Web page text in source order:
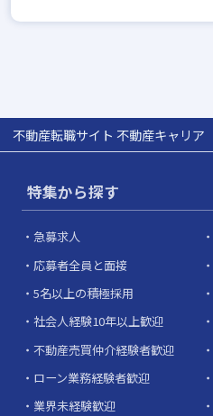
不動産転職サイト 不動産キャリア
特集から探す
急募求人
応募者全員と面接
5名以上の積極採用
社会人経験10年以上歓迎
不動産売買仲介経験者歓迎
ローン業務経験者歓迎
業界未経験歓迎